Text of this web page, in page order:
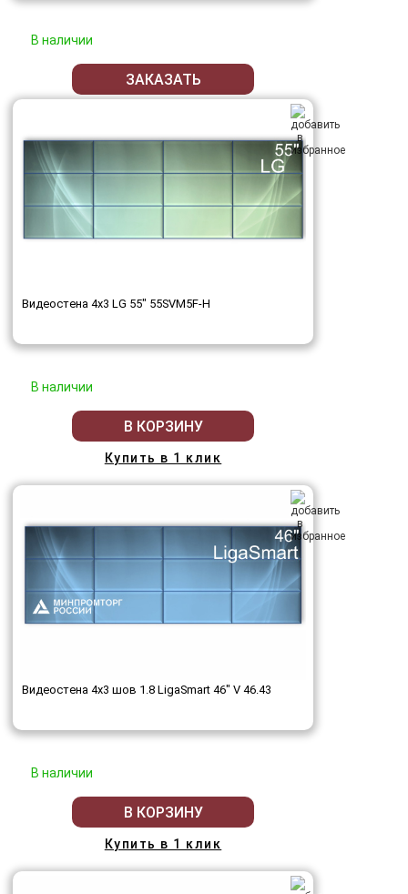
В наличии
ЗАКАЗАТЬ
Видеостена 4x3 LG 55" 55SVM5F-H
В наличии
В КОРЗИНУ
Купить в 1 клик
Видеостена 4x3 шов 1.8 LigaSmart 46" V 46.43
В наличии
В КОРЗИНУ
Купить в 1 клик